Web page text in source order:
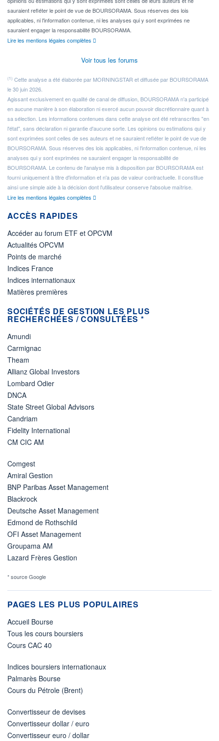
sauraient refléter le point de vue de BOURSORAMA. Sous réserves des lois
applicables, ni l'information contenue, ni les analyses qui y sont exprimées ne
sauraient engager la responsabilité BOURSORAMA.
Lire les mentions légales complètes
Voir tous les forums
(1) Cette analyse a été élaborée par MORNINGSTAR et diffusée par BOURSORAMA
le 30 juin 2026.
Agissant exclusivement en qualité de canal de diffusion, BOURSORAMA n'a participé
en aucune manière à son élaboration ni exercé aucun pouvoir discrétionnaire quant à
sa sélection. Les informations contenues dans cette analyse ont été retranscrites "en
l'état", sans déclaration ni garantie d'aucune sorte. Les opinions ou estimations qui y
sont exprimées sont celles de ses auteurs et ne sauraient refléter le point de vue de
BOURSORAMA. Sous réserves des lois applicables, ni l'information contenue, ni les
analyses qui y sont exprimées ne sauraient engager la responsabilité de
BOURSORAMA. Le contenu de l'analyse mis à disposition par BOURSORAMA est
fourni uniquement à titre d'information et n'a pas de valeur contractuelle. Il constitue
ainsi une simple aide à la décision dont l'utilisateur conserve l'absolue maîtrise.
Lire les mentions légales complètes
ACCÈS RAPIDES
Accéder au forum ETF et OPCVM
Actualités OPCVM
Points de marché
Indices France
Indices internationaux
Matières premières
SOCIÉTÉS DE GESTION LES PLUS
RECHERCHÉES / CONSULTÉES *
Amundi
Carmignac
Theam
Allianz Global Investors
Lombard Odier
DNCA
State Street Global Advisors
Candriam
Fidelity International
CM CIC AM
Comgest
Amiral Gestion
BNP Paribas Asset Management
Blackrock
Deutsche Asset Management
Edmond de Rothschild
OFI Asset Management
Groupama AM
Lazard Frères Gestion
* source Google
PAGES LES PLUS POPULAIRES
Accueil Bourse
Tous les cours boursiers
Cours CAC 40
Indices boursiers internationaux
Palmarès Bourse
Cours du Pétrole (Brent)
Convertisseur de devises
Convertisseur dollar / euro
Convertisseur euro / dollar